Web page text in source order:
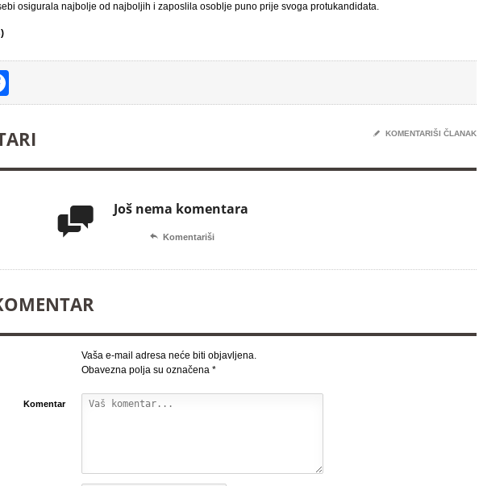
osigurala najbolje od najboljih i zaposlila osoblje puno prije svoga protukandidata.
✎ KOMENTARIŠI ČLANAK
 Još nema komentara
 Komentariši
Vaša e-mail adresa neće biti objavljena.
Obavezna polja su označena *
Komentar